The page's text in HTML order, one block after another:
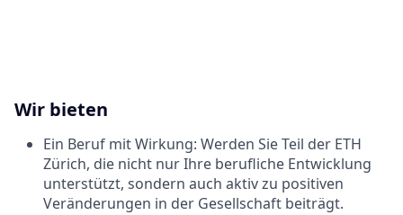
Wir bieten
Ein Beruf mit Wirkung: Werden Sie Teil der ETH
Zürich, die nicht nur Ihre berufliche Entwicklung
unterstützt, sondern auch aktiv zu positiven
Veränderungen in der Gesellschaft beiträgt.